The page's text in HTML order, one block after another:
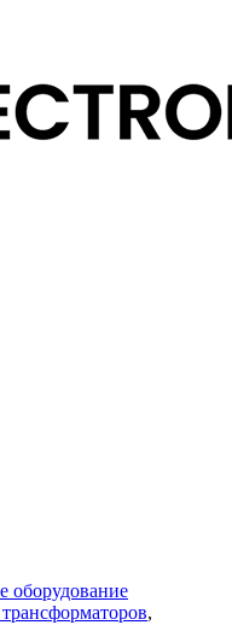
оборудование
,